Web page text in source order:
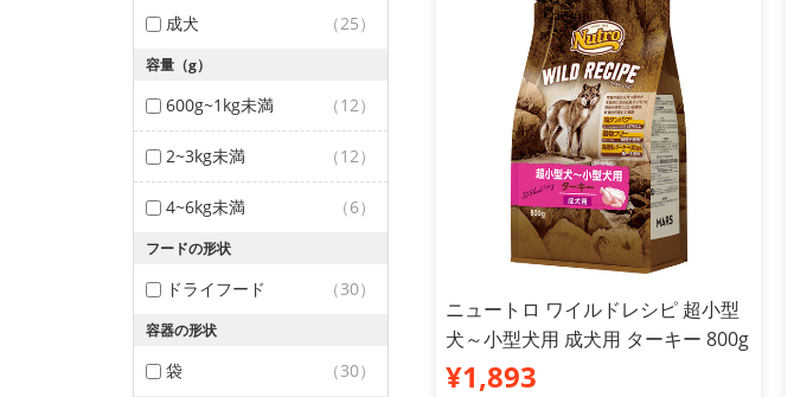
成犬 （25）
容量（g）
600g~1kg未満 （12）
2~3kg未満 （12）
4~6kg未満 （6）
フードの形状
ドライフード （30）
容器の形状
袋 （30）
ニュートロ ワイルドレシピ 超小型
犬～小型犬用 成犬用 ターキー 800g
¥1,893